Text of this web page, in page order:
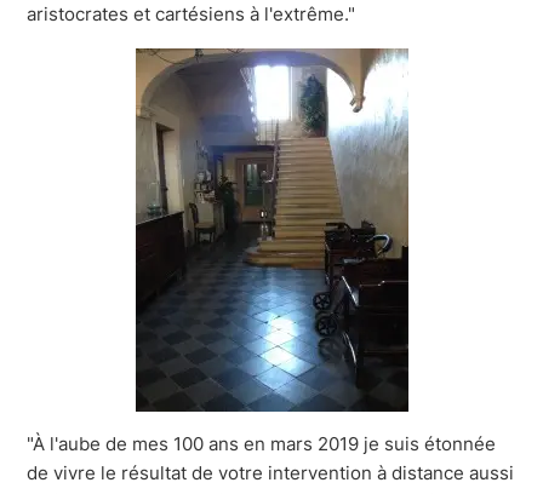
aristocrates et cartésiens à l'extrême."
"À l'aube de mes 100 ans en mars 2019 je suis étonnée
de vivre le résultat de votre intervention à distance aussi